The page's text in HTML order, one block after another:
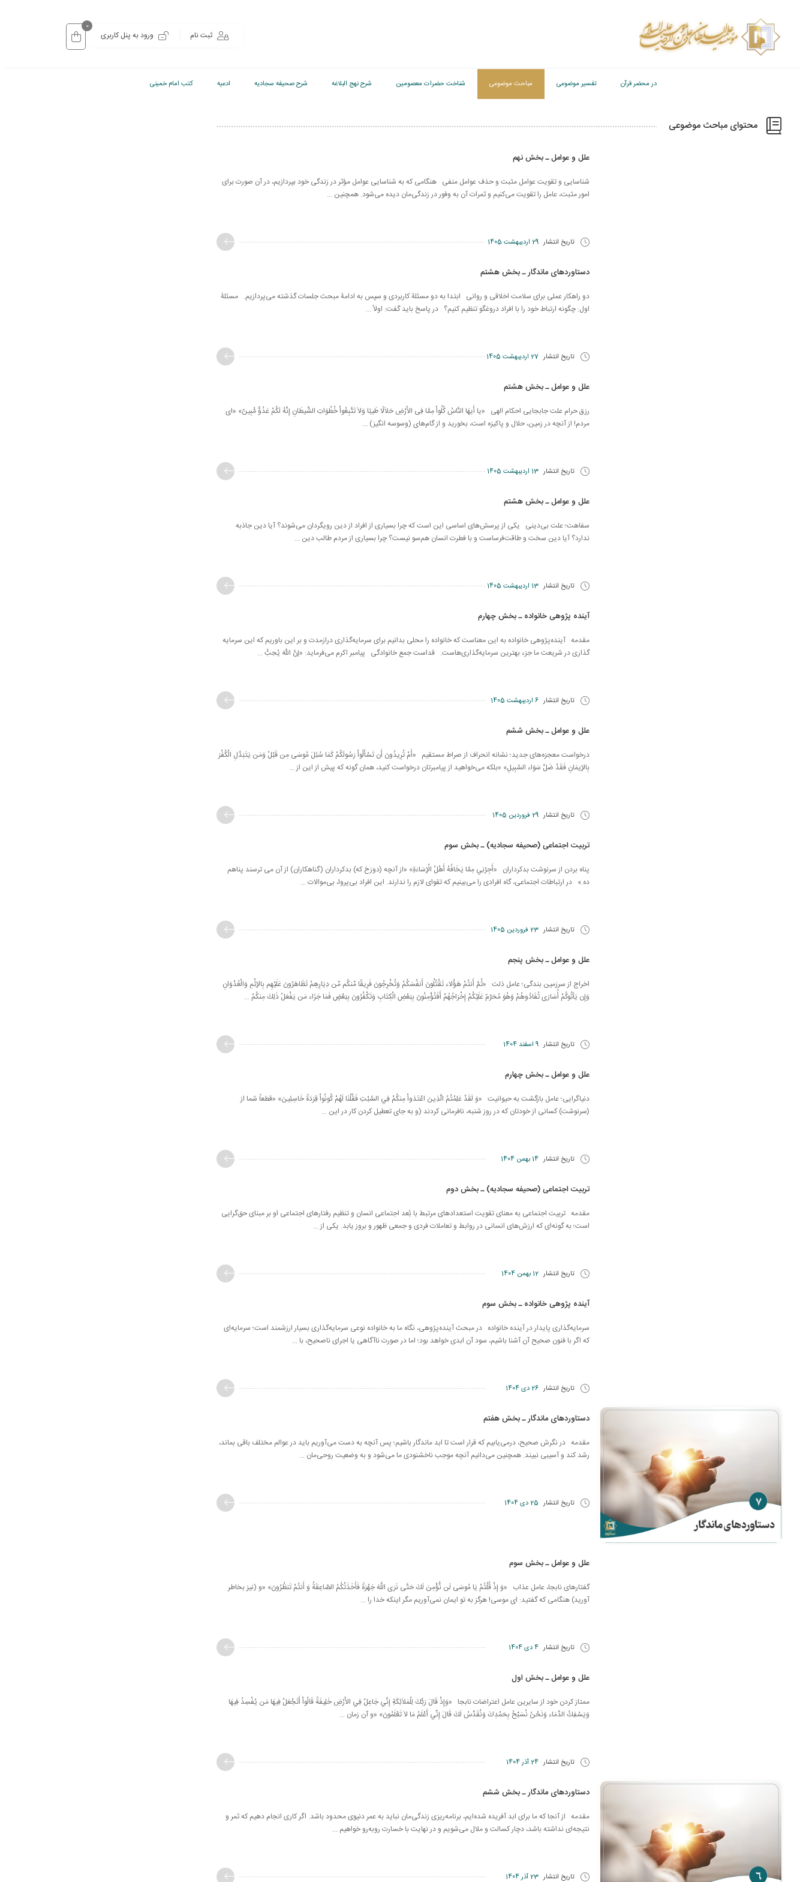
ثبت نام ورود به پنل کاربری
0
در محضر قرآن تفسیر موضوعی مباحث موضوعی شناخت حضرات معصومین شرح نهج البلاغه شرح صحیفه سجادیه ادعیه کتب امام خمینی
محتوای مباحث موضوعی
علل و عوامل ـ بخش نهم
شناسایی و تقویت عوامل مثبت و حذف عوامل منفی هنگامی که به شناسایی عوامل مؤثر در زندگی خود بپردازیم، در آن صورت برای
امور مثبت، عامل را تقویت می‌کنیم و ثمرات آن به وفور در زندگی‌مان دیده می‌شود. همچنین ...
تاریخ انتشار 29 اردیبهشت 1405
دستاوردهای ماندگار ـ بخش هشتم
دو راهکار عملی برای سلامت اخلاقی و روانی ابتدا به دو مسئلۀ کاربردی و سپس به ادامۀ مبحث جلسات گذشته می‌پردازیم. مسئلۀ
اول: چگونه ارتباط خود را با افراد دروغگو تنظیم کنیم؟ در پاسخ باید گفت: اولاً ...
تاریخ انتشار 27 اردیبهشت 1405
علل و عوامل ـ بخش هشتم
رزق حرام علت جابجایی احکام الهی «یا أَیهَا النَّاسُ كُلُواْ مِمَّا فِی الأَرْضِ حَلاَلًا طَیبًا وَلاَ تَتَّبِعُواْ خُطُوَاتِ الشَّیطَانِ إِنَّهُ لَكُمْ عَدُوٌّ مُّبِینٌ» «اى
مردم! از آنچه در زمین، حلال و پاكیزه است، بخورید و از گام‌هاى (وسوسه انگیز) ...
تاریخ انتشار 13 اردیبهشت 1405
علل و عوامل ـ بخش هشتم
سفاهت؛ علت بی‌دینی یکی از پرسش‌های اساسی این است که چرا بسیاری از افراد از دین رویگردان می‌شوند؟ آیا دین جاذبه
ندارد؟ آیا دین سخت و طاقت‌فرساست و با فطرت انسان هم‌سو نیست؟ چرا بسیاری از مردم طالب دین ...
تاریخ انتشار 13 اردیبهشت 1405
آینده پژوهی خانواده ـ بخش چهارم
مقدمه آینده‌پژوهی خانواده به این معناست که خانواده را محلی بدانیم برای سرمایه‌گذاری درازمدت و بر این باوریم که این سرمایه
گذاری در شریعت ما جزء بهترین سرمایه‌گذاری‌هاست. قداست جمع خانوادگی پیامبر اکرم می‌فرماید: «إنَّ اللّهَ يُحِبُّ ...
تاریخ انتشار 6 اردیبهشت 1405
علل و عوامل ـ بخش ششم
درخواست معجزه‌های جدید؛ نشانه انحراف از صراط مستقیم «أَمْ تُرِيدُونَ أَن تَسْأَلُواْ رَسُولَكُمْ كَمَا سُئِلَ مُوسَى مِن قَبْلُ وَمَن يَتَبَدَّلِ الْكُفْرَ
بِالإِيمَانِ فَقَدْ ضَلَّ سَوَاء السَّبِيلِ» «بلکه می‌خواهید از پیامبرتان درخواست کنید، همان گونه که پیش از این از ...
تاریخ انتشار 29 فروردین 1405
تربیت اجتماعی (صحیفه سجادیه) ـ بخش سوم
پناه بردن از سرنوشت بدکرداران «أَجِرْنِي مِمَّا يَخَافُهُ أَهْلُ الْإِسَاءَةِ» «‌از‌ آنچه (دوزخ که) بدکرداران (گناهکاران) ‌از‌ ‌آن‌ ‌مى‌ ترسند پناهم
ده.» در ارتباطات اجتماعی، گاه افرادی را می‌بینیم که تقوای لازم را ندارند. این افراد بی‌پروا، بی‌موالات ...
تاریخ انتشار 23 فروردین 1405
علل و عوامل ـ بخش پنجم
اخراج از سرزمین بندگی؛ عامل ذلت «ثُمَّ أَنتُمْ هَؤُلاء تَقْتُلُونَ أَنفُسَكُمْ وَتُخْرِجُونَ فَرِيقًا مِّنكُم مِّن دِيَارِهِمْ تَظَاهَرُونَ عَلَيْهِم بِالإِثْمِ وَالْعُدْوَانِ
وَإِن يَأتُوكُمْ أُسَارَى تُفَادُوهُمْ وَهُوَ مُحَرَّمٌ عَلَيْكُمْ إِخْرَاجُهُمْ أَفَتُؤْمِنُونَ بِبَعْضِ الْكِتَابِ وَتَكْفُرُونَ بِبَعْضٍ فَمَا جَزَاء مَن يَفْعَلُ ذَلِكَ مِنكُمْ ...
تاریخ انتشار 9 اسفند 1404
علل و عوامل ـ بخش چهارم
دنیاگرایی؛ عامل بازگشت به حیوانیت «وَ لَقَدْ عَلِمْتُمُ الَّذِينَ اعْتَدَواْ مِنكُمْ فِي السَّبْتِ فَقُلْنَا لَهُمْ كُونُواْ قِرَدَةً خَاسِئِينَ» «قطعاً شما از
(سرنوشت) كسانى از خودتان كه در روز شنبه، نافرمانى كردند (و به جاى تعطيل كردن كار در اين ...
تاریخ انتشار 14 بهمن 1404
تربیت اجتماعی (صحیفه سجادیه) ـ بخش دوم
مقدمه تربیت اجتماعی به معنای تقویت استعدادهای مرتبط با بُعد اجتماعی انسان و تنظیم رفتارهای اجتماعی او بر مبنای حق‌گرایی
است؛ به گونه‌ای که ارزش‌های انسانی در روابط و تعاملات فردی و جمعی ظهور و بروز یابد. یکی از ...
تاریخ انتشار 12 بهمن 1404
آینده پژوهی خانواده ـ بخش سوم
سرمایه‌گذاری پایدار در آینده خانواده در مبحث آینده‌پژوهی، نگاه ما به خانواده نوعی سرمایه‌گذاری بسیار ارزشمند است؛ سرمایه‌ای
که اگر با فنون صحیح آن آشنا باشیم، سود آن ابدی خواهد بود؛ اما در صورت ناآگاهی یا اجرای ناصحیح، با ...
تاریخ انتشار 26 دی 1404
دستاوردهای ماندگار ـ بخش هفتم
مقدمه در نگرش صحیح، درمی‌یابیم که قرار است تا ابد ماندگار باشیم؛ پس آنچه به دست می‌آوریم باید در عوالم مختلف باقی بماند،
رشد کند و آسیبی نبیند. همچنین می‌دانیم آنچه موجب ناخشنودی ما می‌شود و به وضعیت روحی‌مان ...
تاریخ انتشار 25 دی 1404
علل و عوامل ـ بخش سوم
گفتارهای نابجا، عامل عذاب «وَ إِذْ قُلْتُمْ يَا مُوسَى لَن نُّؤْمِنَ لَكَ حَتَّى نَرَى اللَّهَ جَهْرَةً فَأَخَذَتْكُمُ الصَّاعِقَةُ وَ أَنتُمْ تَنظُرُونَ» «و (نيز بخاطر
آوريد) هنگامى كه گفتيد: اى موسى! هرگز به تو ايمان نمى‌آوريم مگر اينكه خدا را ...
تاریخ انتشار 4 دی 1404
علل و عوامل ـ بخش اول
ممتاز کردن خود از سایرین عامل اعتراضات نابجا «وَإِذْ قَالَ رَبُّكَ لِلْمَلاَئِكَةِ إِنِّي جَاعِلٌ فِي الأَرْضِ خَلِيفَةً قَالُواْ أَتَجْعَلُ فِيهَا مَن يُفْسِدُ فِيهَا
وَيَسْفِكُ الدِّمَاء وَنَحْنُ نُسَبِّحُ بِحَمْدِكَ وَنُقَدِّسُ لَكَ قَالَ إِنِّي أَعْلَمُ مَا لاَ تَعْلَمُونَ» «و آن زمان ...
تاریخ انتشار 24 آذر 1404
دستاوردهای ماندگار ـ بخش ششم
مقدمه از آنجا که ما برای ابد آفریده شده‌ایم، برنامه‌ریزی زندگی‌مان نباید به عمر دنیوی محدود باشد. اگر کاری انجام دهیم که ثمر و
نتیجه‌ای نداشته باشد، دچار کسالت و ملال می‌شویم و در نهایت با خسارت روبه‌رو خواهیم ...
تاریخ انتشار 23 آذر 1404